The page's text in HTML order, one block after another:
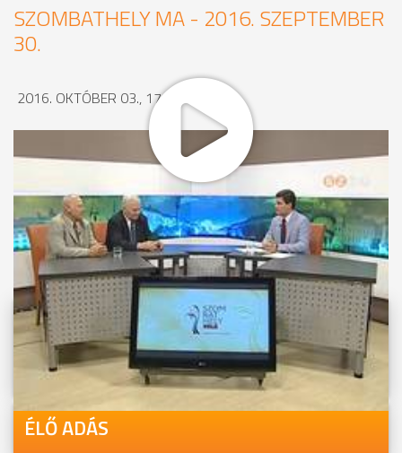
SZOMBATHELY MA - 2016. SZEPTEMBER
30.
2016. OKTÓBER 03., 17:12
Videóink megtekinthetőek
Youtube-csatornánkon is!
ÉLŐ ADÁS